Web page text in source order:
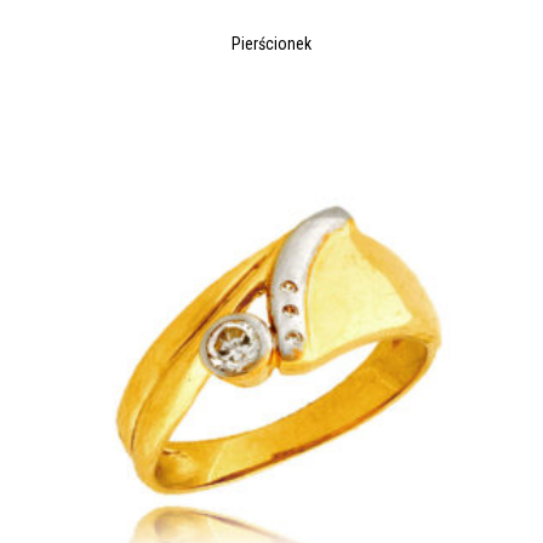
Pierścionek